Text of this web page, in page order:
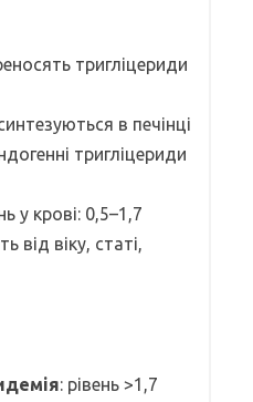
тригліцериди
в печінці
тригліцериди
у крові: 0,5–1,7
від віку, статі,
: рівень >1,7